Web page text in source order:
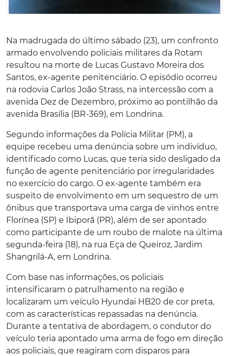
Na madrugada do último sábado (23), um confronto
armado envolvendo policiais militares da Rotam
resultou na morte de Lucas Gustavo Moreira dos
Santos, ex-agente penitenciário. O episódio ocorreu
na rodovia Carlos João Strass, na intercessão com a
avenida Dez de Dezembro, próximo ao pontilhão da
avenida Brasília (BR-369), em Londrina.
Segundo informações da Polícia Militar (PM), a
equipe recebeu uma denúncia sobre um indivíduo,
identificado como Lucas, que teria sido desligado da
função de agente penitenciário por irregularidades
no exercício do cargo. O ex-agente também era
suspeito de envolvimento em um sequestro de um
ônibus que transportava uma carga de vinhos entre
Florínea (SP) e Ibiporã (PR), além de ser apontado
como participante de um roubo de malote na última
segunda-feira (18), na rua Eça de Queiroz, Jardim
Shangrilá-A, em Londrina.
Com base nas informações, os policiais
intensificaram o patrulhamento na região e
localizaram um veículo Hyundai HB20 de cor preta,
com as características repassadas na denúncia.
Durante a tentativa de abordagem, o condutor do
veículo teria apontado uma arma de fogo em direção
aos policiais, que reagiram com disparos para